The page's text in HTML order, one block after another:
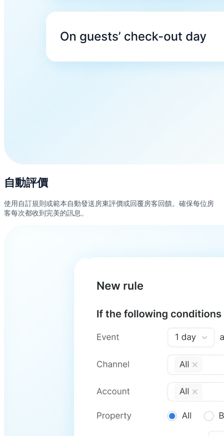
自動評價
使用自訂規則或範本自動發送房東評價或回覆房客回饋。確保每位房
客每次都收到完美的訊息。